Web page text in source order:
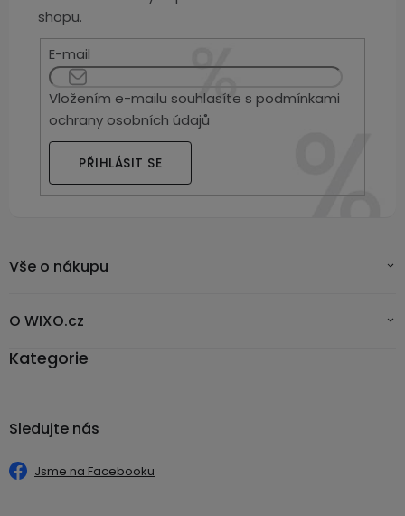
shopu.
E-mail
Vložením e-mailu souhlasíte spodmínkami
ochrany osobních údajů
PŘIHLÁSIT SE
Vše o nákupu
O WIXO.cz
Kategorie
Sledujte nás
Jsme na Facebooku